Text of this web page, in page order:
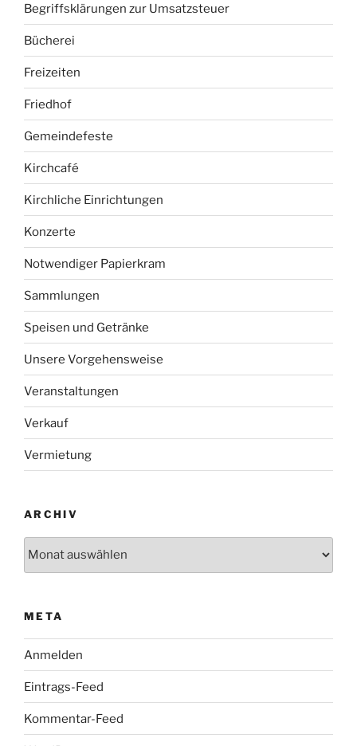
Begriffsklärungen zur Umsatzsteuer
Bücherei
Freizeiten
Friedhof
Gemeindefeste
Kirchcafé
Kirchliche Einrichtungen
Konzerte
Notwendiger Papierkram
Sammlungen
Speisen und Getränke
Unsere Vorgehensweise
Veranstaltungen
Verkauf
Vermietung
ARCHIV
META
Anmelden
Eintrags-Feed
Kommentar-Feed